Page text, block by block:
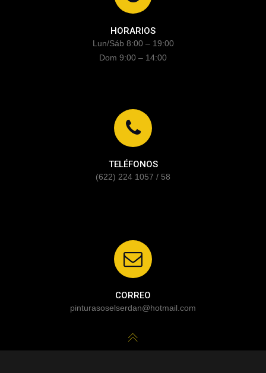
HORARIOS
Lun/Sáb 8:00 – 19:00
Dom 9:00 – 14:00
TELÉFONOS
(622) 224 1057 / 58
CORREO
pinturasoselserdan@hotmail.com